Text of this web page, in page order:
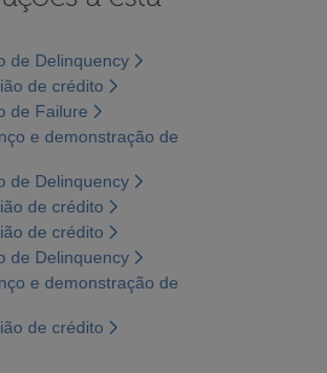
de Delinquency
de crédito
de Failure
e demonstração de
de Delinquency
de crédito
de crédito
de Delinquency
e demonstração de
de crédito